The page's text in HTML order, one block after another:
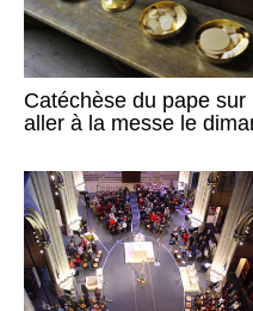
Catéchèse du pape sur
aller à la messe le